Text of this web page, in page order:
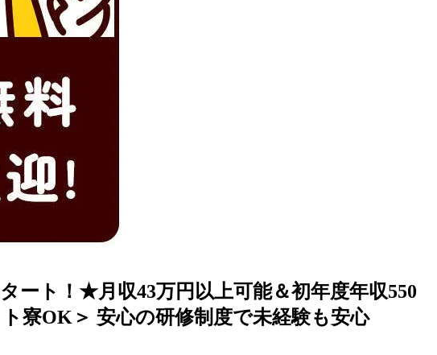
ート！★月収43万円以上可能＆初年度年収550
寮OK＞ 安心の研修制度で未経験も安心